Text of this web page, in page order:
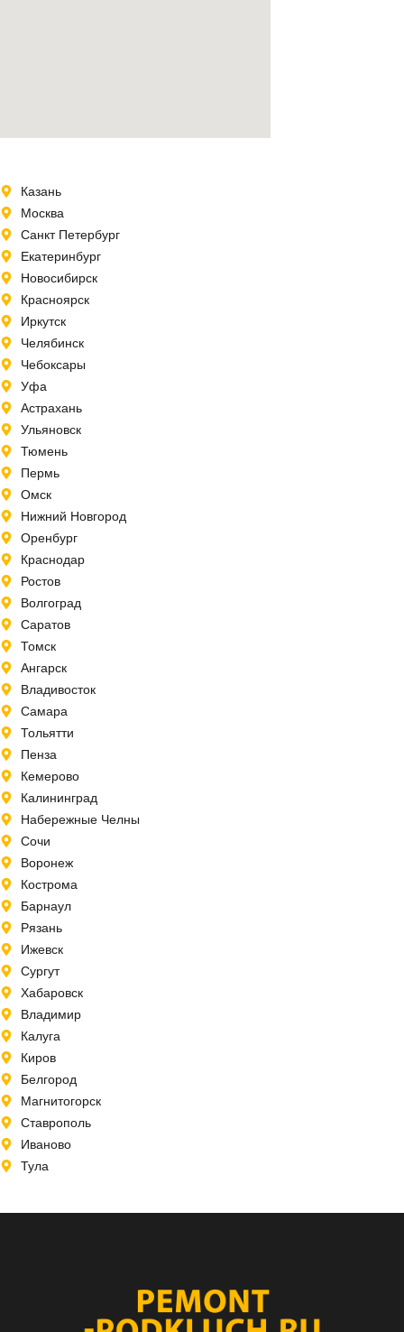
Казань
Москва
Санкт Петербург
Екатеринбург
Новосибирск
Красноярск
Иркутск
Челябинск
Чебоксары
Уфа
Астрахань
Ульяновск
Тюмень
Пермь
Омск
Нижний Новгород
Оренбург
Краснодар
Ростов
Волгоград
Саратов
Томск
Ангарск
Владивосток
Самара
Тольятти
Пенза
Кемерово
Калининград
Набережные Челны
Сочи
Воронеж
Кострома
Барнаул
Рязань
Ижевск
Сургут
Хабаровск
Владимир
Калуга
Киров
Белгород
Магнитогорск
Ставрополь
Иваново
Тула